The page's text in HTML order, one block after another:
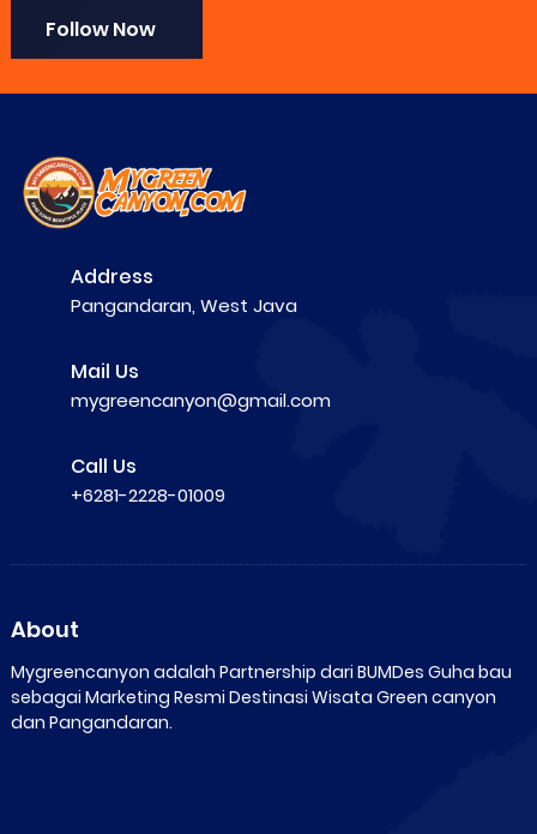
Follow Now
Address
Pangandaran, West Java
Mail Us
mygreencanyon@gmail.com
Call Us
+6281-2228-01009
About
Mygreencanyon adalah Partnership dari BUMDes Guha bau
sebagai Marketing Resmi Destinasi Wisata Green canyon
dan Pangandaran.